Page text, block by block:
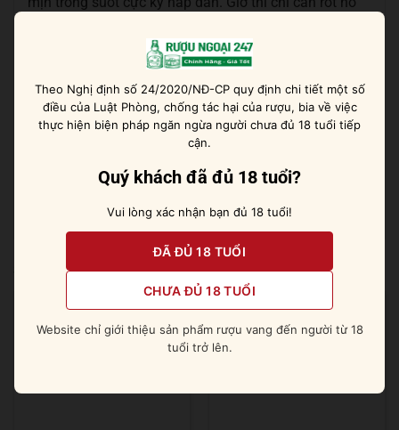
Hương vị của rượu sẽ càng thăng hạng khi được kết
hợp cùng những món ăn bản địa Bắc Âu như trứng cá
muối Caviar, tôm hùm, khô hải sản, cá hồi hun khói,…
Pha chế cocktail cùng với chai vodka cao cấp này
Sản phẩm tương tự
Theo Nghị định số 24/2020/NĐ-CP quy định chi tiết một số
điều của Luật Phòng, chống tác hại của rượu, bia về việc
thực hiện biện pháp ngăn ngừa người chưa đủ 18 tuổi tiếp
cận.
Quý khách đã đủ 18 tuổi?
Vui lòng xác nhận bạn đủ 18 tuổi!
ĐÃ ĐỦ 18 TUỔI
CHƯA ĐỦ 18 TUỔI
Website chỉ giới thiệu sản phẩm rượu vang đến người từ 18
tuổi trở lên.